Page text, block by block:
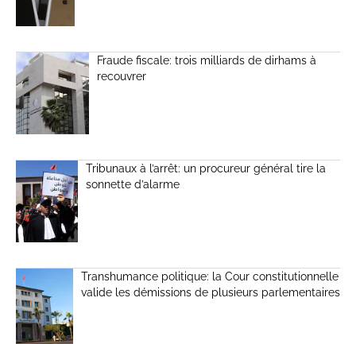
Fraude fiscale: trois milliards de dirhams à
recouvrer
Tribunaux à l’arrêt: un procureur général tire la
sonnette d’alarme
Transhumance politique: la Cour constitutionnelle
valide les démissions de plusieurs parlementaires